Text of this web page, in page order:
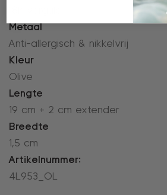
Metaal
Anti-allergisch & nikkelvrij
Kleur
Olive
Lengte
19 cm + 2 cm extender
Breedte
1,5 cm
Artikelnummer:
4L953_OL